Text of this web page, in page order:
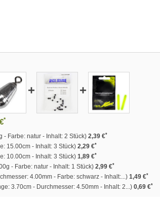
+ +
*
Farbe: natur - Inhalt: 2 Stück) 2,39 €*
15.00cm - Inhalt: 3 Stück) 2,29 €*
10.00cm - Inhalt: 3 Stück) 1,89 €*
- Farbe: natur - Inhalt: 1 Stück) 2,99 €*
4.00mm - Farbe: schwarz - Inhalt:...) 1,49 €*
3.70cm - Durchmesser: 4.50mm - Inhalt: 2...) 0,69 €*